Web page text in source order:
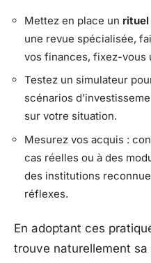
Mettez en place un rituel
une revue spécialisée,
vos finances, fixez-vous
Testez un simulateur
scénarios
sur votre situation.
Mesurez vos acquis :
cas réelles ou à des
des institutions
réflexes.
En adoptant ces
trouve naturellement